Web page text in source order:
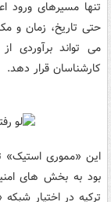
تنها مسیرهای ورود
حتی تاریخ، زمان و
می تواند برآوردی
کارشناسان قرار دهد.
این «مموری استیک»
بود به بخش های
ترکیه در اختیار